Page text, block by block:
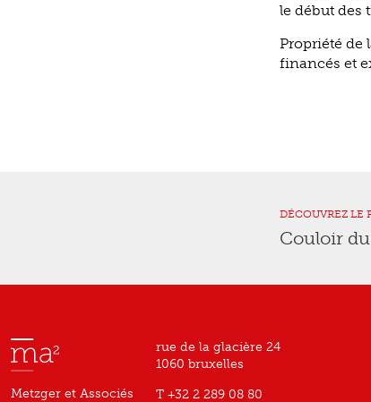
le début des
Propriété de
financés et
DÉCOUVREZ LE
Couloir
Metzger et Associés
rue de la glacière 24
1060 bruxelles
T +32 2 289 08 80